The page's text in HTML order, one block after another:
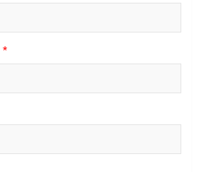
*